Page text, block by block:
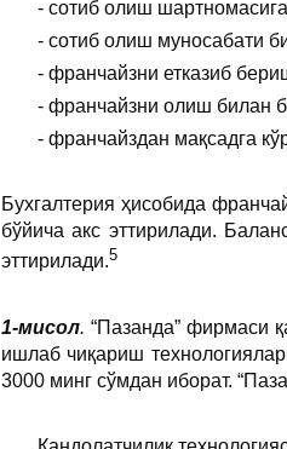
- сотиб олиш
- сотиб олиш муносабати
- франчайзни етказиб
- франчайзни олиш билан
- франчайздан мақсадга
Бухгалтерия ҳисобида
бўйича акс эттирилади.
эттирилади.5
1-мисол. “Пазанда” фирмаси
ишлаб чиқариш
3000 минг сўмдан иборат.